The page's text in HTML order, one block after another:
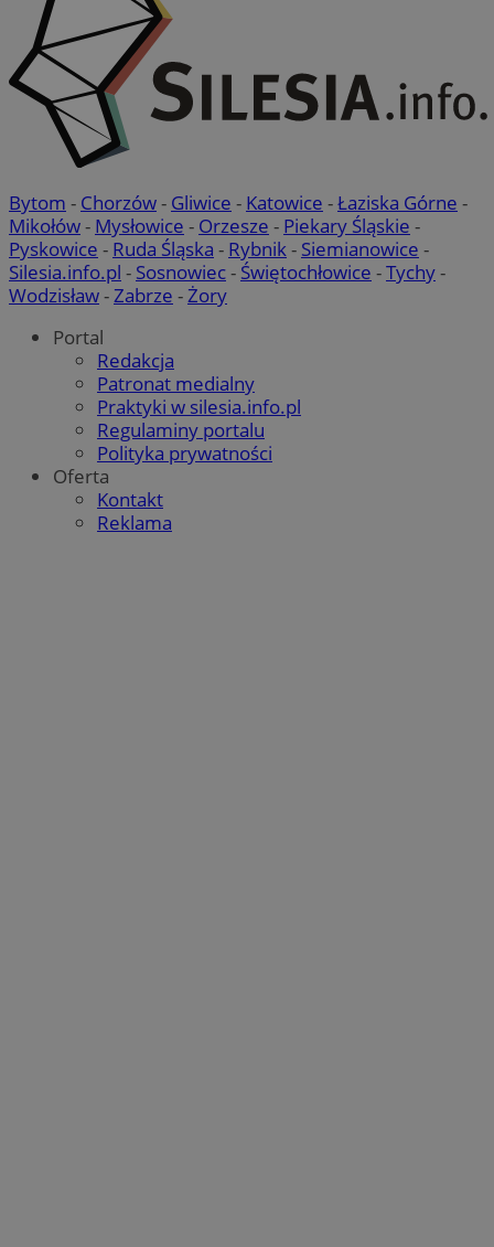
Bytom - Chorzów- Gliwice - Katowice -Łaziska Górne -
Mikołów- Mysłowice - Orzesze - Piekary Śląskie -
Pyskowice - Ruda Śląska - Rybnik- Siemianowice -
Silesia.info.pl - Sosnowiec- Świętochłowice -Tychy-
Wodzisław-Zabrze -Żory
Portal
Redakcja
Patronat medialny
Praktyki w silesia.info.pl
Regulaminy portalu
Polityka prywatności
Oferta
Kontakt
Reklama